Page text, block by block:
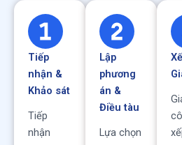
Tiếp
nhận &
Khảo sát
Tiếp
nhận
Lập
phương
án &
Điều tàu
Lựa chọn